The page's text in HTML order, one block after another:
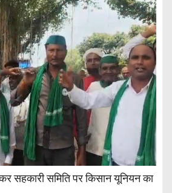
सहकारी समिति पर किसान यूनियन का